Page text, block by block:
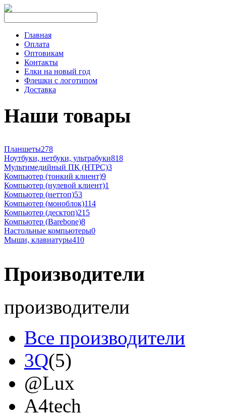
Главная
Оплата
Оптовикам
Контакты
Елки на новый год
Флешки с логотипом
Доставка
Наши товары
Планшеты278
Ноутбуки, нетбуки, ультрабуки818
Мультимедийный ПК (HTPC)3
Компьютер (тонкий клиент)9
Компьютер (нулевой клиент)1
Компьютер (неттоп)53
Компьютер (моноблок)114
Компьютер (десктоп)215
Компьютер (Barebone)8
Настольные компьютеры0
Мыши, клавиатуры410
Производители
производители
Все производители
3Q(5)
@Lux
A4tech